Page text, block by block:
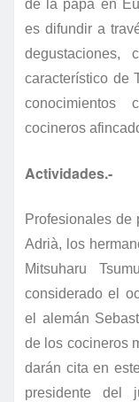
de la papa en
es difundir a
característico de
conocimientos
cocineros
Actividades.-
Profesionales de
Adrià, los
Mitsuharu
considerado el
el alemán
de los cocineros
darán cita en
presidente del